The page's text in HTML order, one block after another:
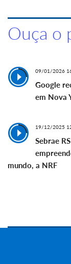
Ouça o
09/01/2026
Google
em Nova
19/12/2025
Sebrae
mundo, a NRF